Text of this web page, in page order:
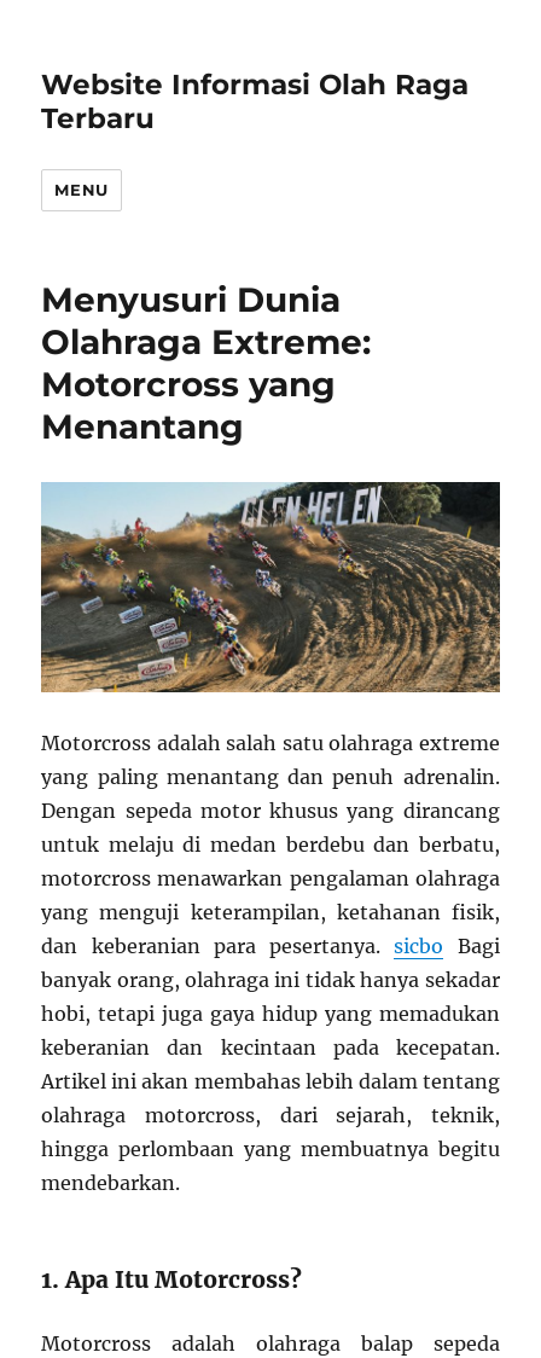
Website Informasi Olah Raga
Terbaru
MENU
Menyusuri Dunia
Olahraga Extreme:
Motorcross yang
Menantang
Motorcross adalah salah satu olahraga extreme
yang paling menantang dan penuh adrenalin.
Dengan sepeda motor khusus yang dirancang
untuk melaju di medan berdebu dan berbatu,
motorcross menawarkan pengalaman olahraga
yang menguji keterampilan, ketahanan fisik,
dan keberanian para pesertanya.sicbo Bagi
banyak orang, olahraga ini tidak hanya sekadar
hobi, tetapi juga gaya hidup yang memadukan
keberanian dan kecintaan pada kecepatan.
Artikel ini akan membahas lebih dalam tentang
olahraga motorcross, dari sejarah, teknik,
hingga perlombaan yang membuatnya begitu
mendebarkan.
1. Apa Itu Motorcross?
Motorcross adalah olahraga balap sepeda